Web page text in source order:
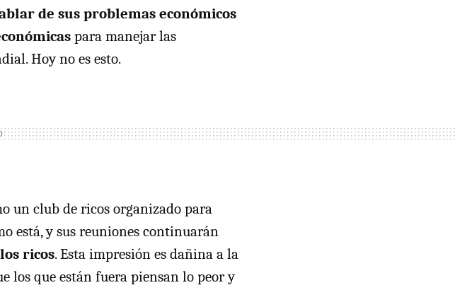
de sus problemas económicos
para manejar las
Hoy no es esto.
un club de ricos organizado para
está, y sus reuniones continuarán
ricos. Esta impresión es dañina a la
los que están fuera piensan lo peor y